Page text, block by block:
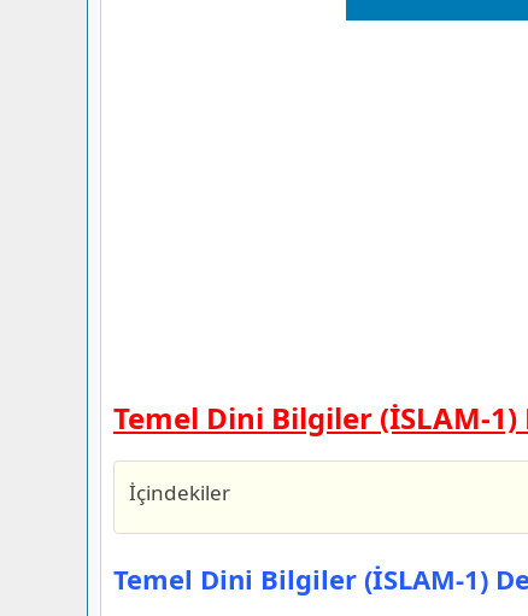
Temel Dini Bilgiler (İSLAM-1)
İçindekiler
Temel Dini Bilgiler (İSLAM-1) Ders
E-Kare Yayıncılık
1. ÜNİTE ÇALIŞMALARI
Temel Dini Bilgiler (İSLAM-1)